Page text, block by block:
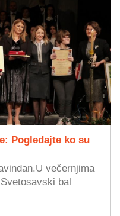
Pogledajte ko su
večernjima
bal